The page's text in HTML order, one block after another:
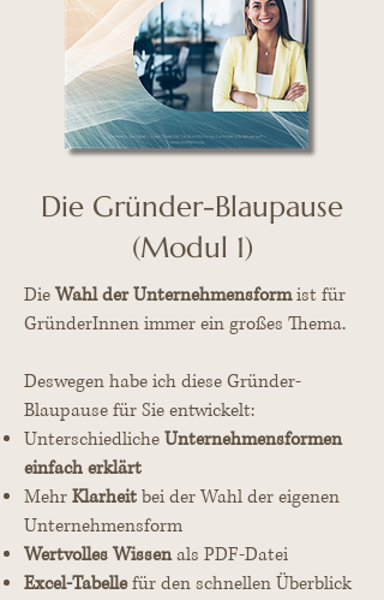
Die Gründer-Blaupause
(Modul 1)
DieWahl der Unternehmensformist für
GründerInnen immer ein großes Thema.
Deswegen habe ich diese Gründer-
Blaupause für Sie entwickelt:
UnterschiedlicheUnternehmensformen
einfach erklärt
MehrKlarheitbei der Wahl der eigenen
Unternehmensform
Wertvolles Wissenals PDF-Datei
Excel-Tabellefür den schnellen Überblick